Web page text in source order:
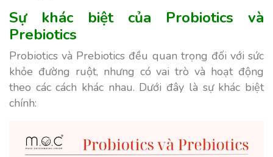
Sự khác biệt của Probiotics và
Prebiotics
Probiotics và Prebiotics đều quan trọng đối với sức
khỏe đường ruột, nhưng có vai trò và hoạt động
theo các cách khác nhau. Dưới đây là sự khác biệt
chính: